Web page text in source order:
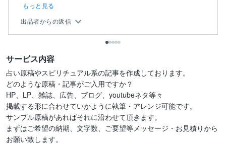
もっと見る
出品者からの返信
サービス内容
占い原稿やスピリチュアル系の記事を作成しております。
どのような原稿・記事がご入用ですか？
HP、LP、雑誌、広告、ブログ、youtubeネタ等々
掲載する形に合わせていかように執筆・アレンジ可能です。
サンプル原稿があればそれに沿わせて頂きます。
まずはご希望の納期、文字数、ご要望等メッセージ・お見積りから
お願い致します。